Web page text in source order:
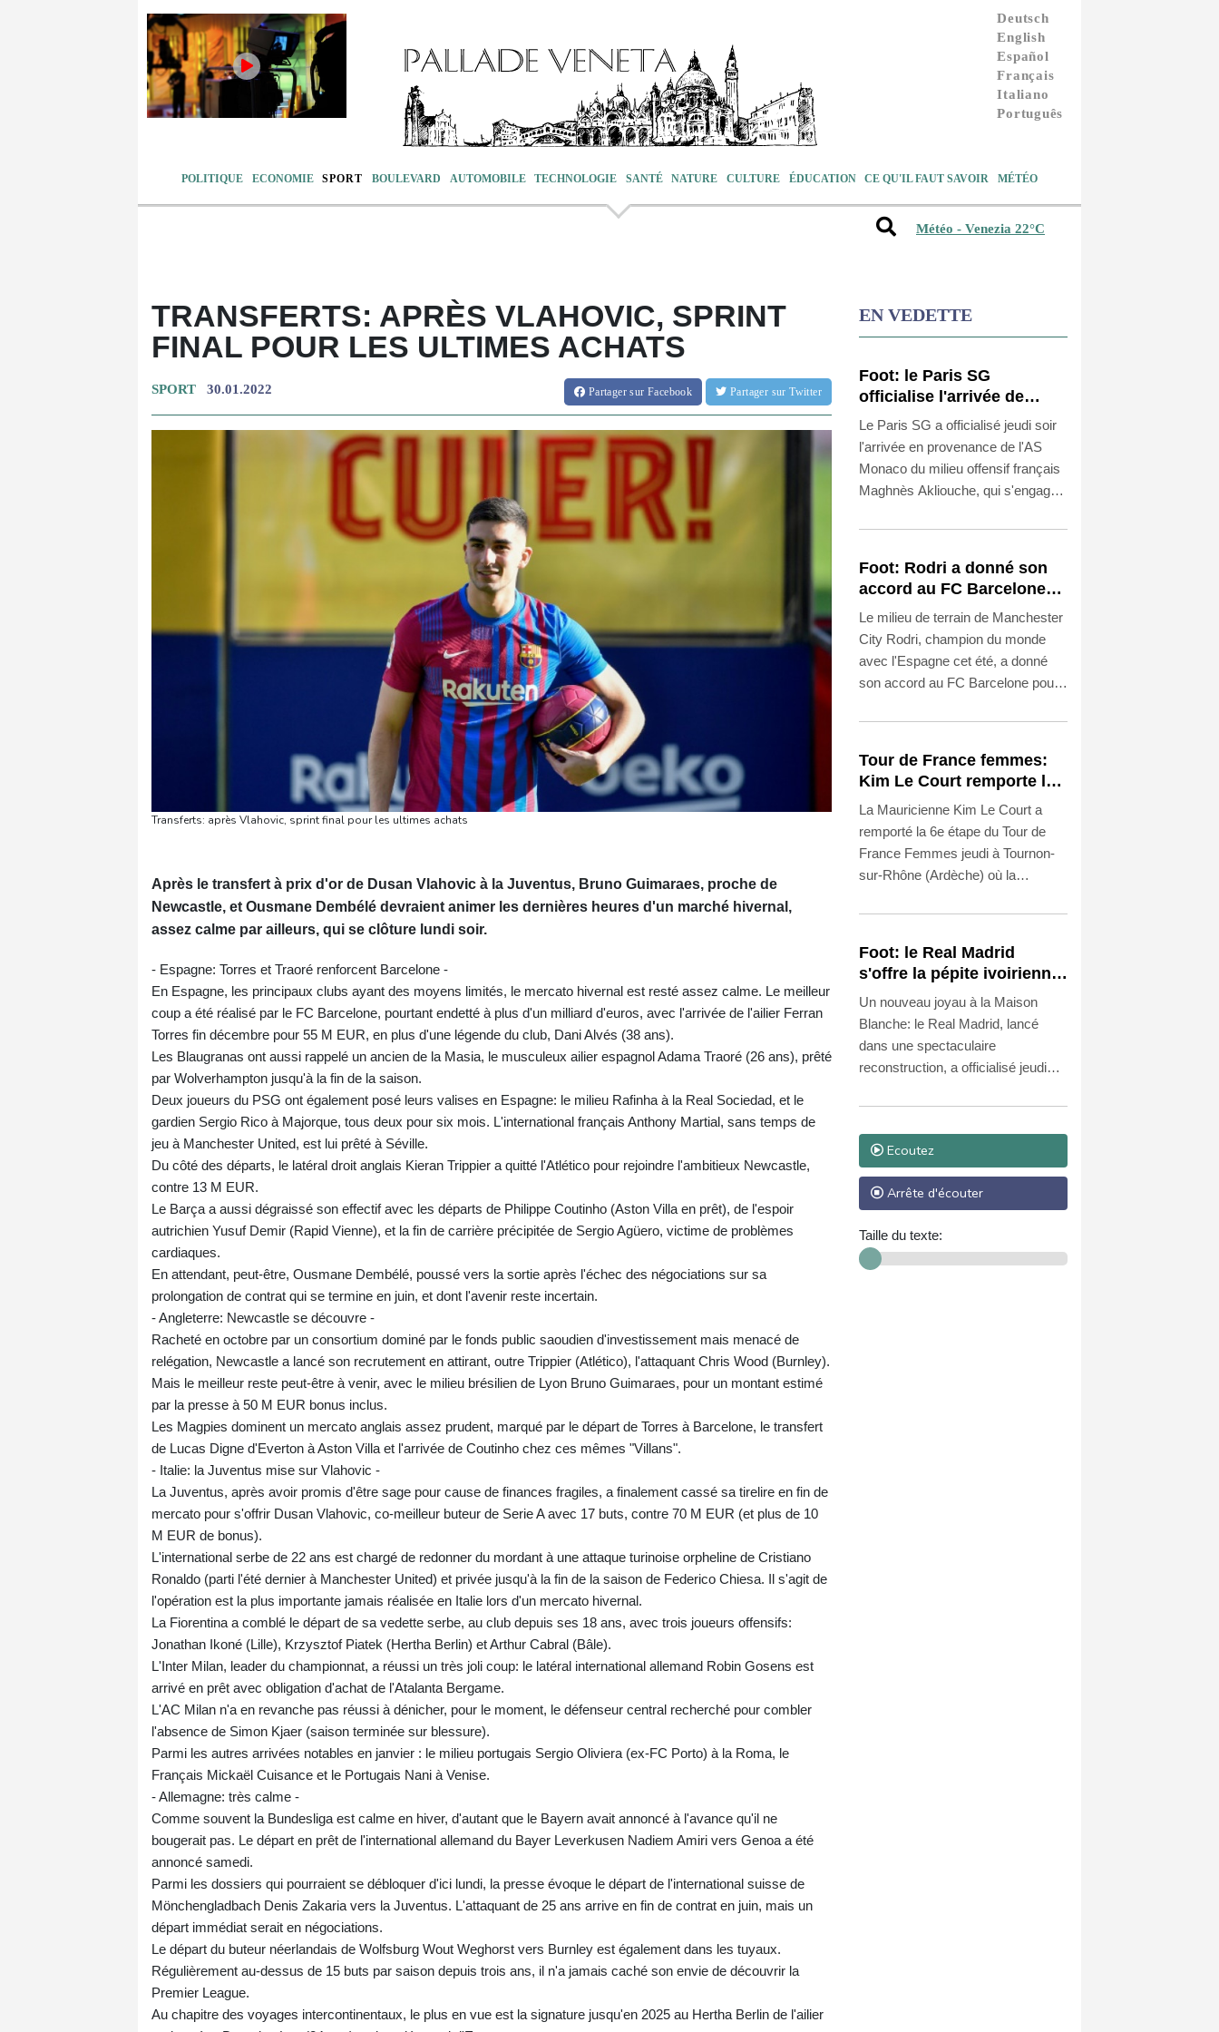
Deutsch
English
Español
Français
Italiano
Português
POLITIQUE ECONOMIE SPORT BOULEVARD AUTOMOBILE TECHNOLOGIE SANTÉ NATURE CULTURE ÉDUCATION CE QU'IL FAUT SAVOIR MÉTÉO
Météo - Venezia 22°C
TRANSFERTS: APRÈS VLAHOVIC, SPRINT
FINAL POUR LES ULTIMES ACHATS
SPORT 30.01.2022 Partagersur Facebook Partager sur Twitter
Transferts: après Vlahovic, sprint final pour les ultimes achats
Après le transfert à prix d'or de Dusan Vlahovic à la Juventus, Bruno Guimaraes, proche de
Newcastle, et Ousmane Dembélé devraient animer les dernières heures d'un marché hivernal,
assez calme par ailleurs, qui se clôture lundi soir.
- Espagne: Torres et Traoré renforcent Barcelone -
En Espagne, les principaux clubs ayant des moyens limités, le mercato hivernal est resté assez calme. Le meilleur
coup a été réalisé par le FC Barcelone, pourtant endetté à plus d'un milliard d'euros, avec l'arrivée de l'ailier Ferran
Torres fin décembre pour 55 M EUR, en plus d'une légende du club, Dani Alvés (38 ans).
Les Blaugranas ont aussi rappelé un ancien de la Masia, le musculeux ailier espagnol Adama Traoré (26 ans), prêté
par Wolverhampton jusqu'à la fin de la saison.
Deux joueurs du PSG ont également posé leurs valises en Espagne: le milieu Rafinha à la Real Sociedad, et le
gardien Sergio Rico à Majorque, tous deux pour six mois. L'international français Anthony Martial, sans temps de
jeu à Manchester United, est lui prêté à Séville.
Du côté des départs, le latéral droit anglais Kieran Trippier a quitté l'Atlético pour rejoindre l'ambitieux Newcastle,
contre 13 M EUR.
Le Barça a aussi dégraissé son effectif avec les départs de Philippe Coutinho (Aston Villa en prêt), de l'espoir
autrichien Yusuf Demir (Rapid Vienne), et la fin de carrière précipitée de Sergio Agüero, victime de problèmes
cardiaques.
En attendant, peut-être, Ousmane Dembélé, poussé vers la sortie après l'échec des négociations sur sa
prolongation de contrat qui se termine en juin, et dont l'avenir reste incertain.
- Angleterre: Newcastle se découvre -
Racheté en octobre par un consortium dominé par le fonds public saoudien d'investissement mais menacé de
relégation, Newcastle a lancé son recrutement en attirant, outre Trippier (Atlético), l'attaquant Chris Wood (Burnley).
Mais le meilleur reste peut-être à venir, avec le milieu brésilien de Lyon Bruno Guimaraes, pour un montant estimé
par la presse à 50 M EUR bonus inclus.
Les Magpies dominent un mercato anglais assez prudent, marqué par le départ de Torres à Barcelone, le transfert
de Lucas Digne d'Everton à Aston Villa et l'arrivée de Coutinho chez ces mêmes "Villans".
- Italie: la Juventus mise sur Vlahovic -
La Juventus, après avoir promis d'être sage pour cause de finances fragiles, a finalement cassé sa tirelire en fin de
mercato pour s'offrir Dusan Vlahovic, co-meilleur buteur de Serie A avec 17 buts, contre 70 M EUR (et plus de 10
M EUR de bonus).
L'international serbe de 22 ans est chargé de redonner du mordant à une attaque turinoise orpheline de Cristiano
Ronaldo (parti l'été dernier à Manchester United) et privée jusqu'à la fin de la saison de Federico Chiesa. Il s'agit de
l'opération est la plus importante jamais réalisée en Italie lors d'un mercato hivernal.
La Fiorentina a comblé le départ de sa vedette serbe, au club depuis ses 18 ans, avec trois joueurs offensifs:
Jonathan Ikoné (Lille), Krzysztof Piatek (Hertha Berlin) et Arthur Cabral (Bâle).
L'Inter Milan, leader du championnat, a réussi un très joli coup: le latéral international allemand Robin Gosens est
arrivé en prêt avec obligation d'achat de l'Atalanta Bergame.
L'AC Milan n'a en revanche pas réussi à dénicher, pour le moment, le défenseur central recherché pour combler
l'absence de Simon Kjaer (saison terminée sur blessure).
Parmi les autres arrivées notables en janvier : le milieu portugais Sergio Oliviera (ex-FC Porto) à la Roma, le
Français Mickaël Cuisance et le Portugais Nani à Venise.
- Allemagne: très calme -
Comme souvent la Bundesliga est calme en hiver, d'autant que le Bayern avait annoncé à l'avance qu'il ne
bougerait pas. Le départ en prêt de l'international allemand du Bayer Leverkusen Nadiem Amiri vers Genoa a été
annoncé samedi.
Parmi les dossiers qui pourraient se débloquer d'ici lundi, la presse évoque le départ de l'international suisse de
Mönchengladbach Denis Zakaria vers la Juventus. L'attaquant de 25 ans arrive en fin de contrat en juin, mais un
départ immédiat serait en négociations.
Le départ du buteur néerlandais de Wolfsburg Wout Weghorst vers Burnley est également dans les tuyaux.
Régulièrement au-dessus de 15 buts par saison depuis trois ans, il n'a jamais caché son envie de découvrir la
Premier League.
Au chapitre des voyages intercontinentaux, le plus en vue est la signature jusqu'en 2025 au Hertha Berlin de l'ailier
EN VEDETTE
Foot: le Paris SG
officialise l'arrivée de
Maghnès Akliouche en
provenance de Monaco
Le Paris SG a officialisé jeudi soir
l'arrivée en provenance de l'AS
Monaco du milieu offensif français
Maghnès Akliouche, qui s'engage
2031.
Foot: Rodri a donné son
accord au FC Barcelone
pour négocier avec
Manchester City
Le milieu de terrain de Manchester
City Rodri, champion du monde
avec l'Espagne cet été, a donné
son accord au FC Barcelone pour
affirmé jeudi à l'AFP une source au
Tour de France femmes:
Kim Le Court remporte la
6e étape, Marlen Reusser
reste maillot jaune
La Mauricienne Kim Le Court a
remporté la 6e étape du Tour de
France Femmes jeudi à Tournon-
sur-Rhône (Ardèche) où la
conservé le maillot jaune à la veille
au sommet du Mont Ventoux.
Foot: le Real Madrid
s'offre la pépite ivoirienne
Yan Diomandé
Un nouveau joyau à la Maison
Blanche: le Real Madrid, lancé
dans une spectaculaire
reconstruction, a officialisé jeudi
Diomandé, 19 ans, pour un
montant estimé à 140 millions
d'euros bonus compris, ce qui en
ferait la recrue la plus chère de
l'histoire du club.
Ecoutez
Arrête d'écouter
Taille du texte: